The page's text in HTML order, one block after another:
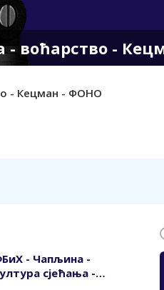
- воћарство -
- Кецман - ФОНО
- Чапљина -
сјећања -